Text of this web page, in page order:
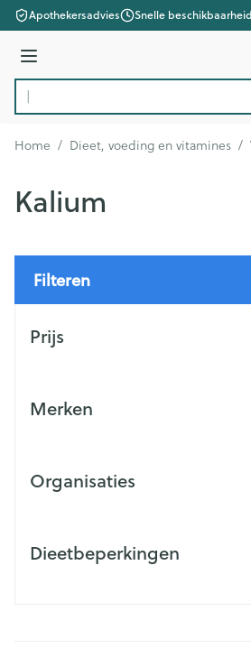
Ga naar de inhoud
Apothekersadvies Snelle beschikbaarheid
Menu
Product, merk, categorie...
Home / Dieet, voeding en vitamines /
Kalium
Filteren
Prijs
Merken
Organisaties
Dieetbeperkingen